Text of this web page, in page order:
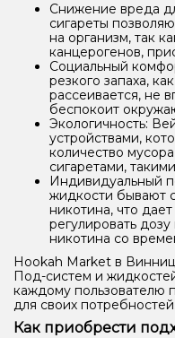
Снижение вреда
сигареты
на организм, так
канцерогенов,
Социальный
резкого запаха,
рассеивается, не
беспокоит
Экологичность:
устройствами,
количество
сигаретами,
Индивидуальный
жидкости бывают
никотина, что
регулировать
никотина со
Hookah Market в
Под-систем и
каждому пользователю
для своих потребностей.
Как приобрести